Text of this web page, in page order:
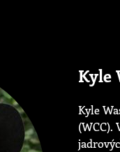
Kyle
Kyle
(WCC).